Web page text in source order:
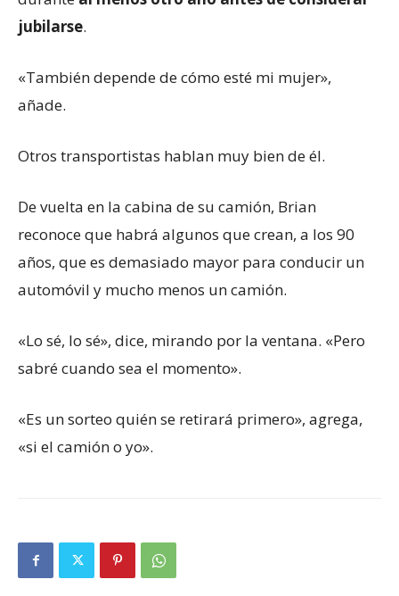
jubilarse.
«También depende de cómo esté mi mujer»,
añade.
Otros transportistas hablan muy bien de él.
De vuelta en la cabina de su camión, Brian
reconoce que habrá algunos que crean, a los 90
años, que es demasiado mayor para conducir un
automóvil y mucho menos un camión.
«Lo sé, lo sé», dice, mirando por la ventana. «Pero
sabré cuando sea el momento».
«Es un sorteo quién se retirará primero», agrega,
«si el camión o yo».